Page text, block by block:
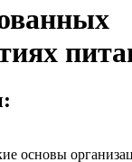
основы